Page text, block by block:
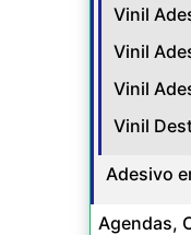
Vinil
Vinil
Vinil
Vinil
Adesivo
Agendas,